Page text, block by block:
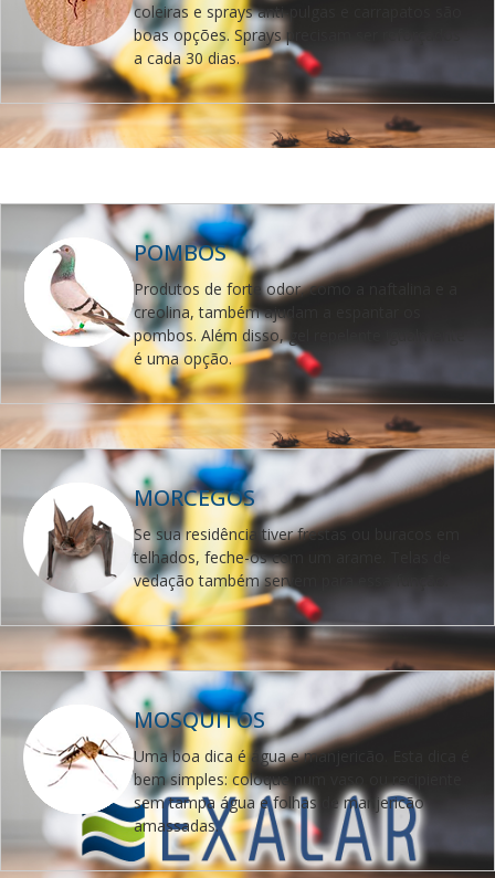
coleiras e sprays anti-pulgas e carrapatos são
boas opções. Sprays precisam ser reforçados
a cada 30 dias.
POMBOS
Produtos de forte odor, como a naftalina e a
creolina, também ajudam a espantar os
pombos. Além disso, gel repelente igualmente
é uma opção.
MORCEGOS
Se sua residência tiver frestas ou buracos em
telhados, feche-os com um arame. Telas de
vedação também servem para essa função.
MOSQUITOS
Uma boa dica é água e manjericão. Esta dica é
bem simples: coloque num vaso ou recipiente
sem tampa água e folhas de manjericão
amassadas.